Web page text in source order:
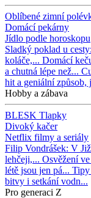
Oblíbené zimní
Domácí pekárny
Jídlo podle horoskopu
Sladký poklad u
koláče,... Domácí
a chutná lépe než...
hit a geniální způsob,
Hobby a zábava
BLESK Tlapky
Divoký kačer
Netflix filmy a seriály
Filip Vondrášek: V
lehčeji,... Osvěžení
létě jsou jen pá... Tipy
bitvy i setkání vodn...
Pro generaci Z